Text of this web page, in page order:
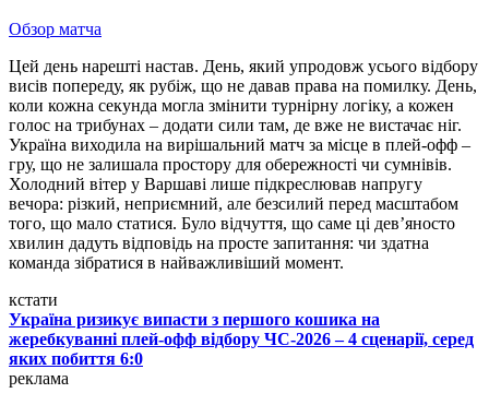
Обзор матча
Цей день нарешті настав. День, який упродовж усього відбору
висів попереду, як рубіж, що не давав права на помилку. День,
коли кожна секунда могла змінити турнірну логіку, а кожен
голос на трибунах – додати сили там, де вже не вистачає ніг.
Україна виходила на вирішальний матч за місце в плей-офф –
гру, що не залишала простору для обережності чи сумнівів.
Холодний вітер у Варшаві лише підкреслював напругу
вечора: різкий, неприємний, але безсилий перед масштабом
того, що мало статися. Було відчуття, що саме ці дев’яносто
хвилин дадуть відповідь на просте запитання: чи здатна
команда зібратися в найважливіший момент.
кстати
Україна ризикує випасти з першого кошика на
жеребкуванні плей-офф відбору ЧС-2026 – 4 сценарії, серед
яких побиття 6:0
реклама